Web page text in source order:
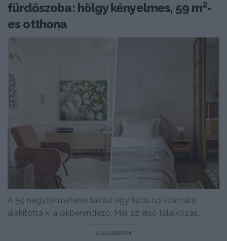
fürdőszoba: hölgy kényelmes, 59 m²-
es otthona
A 59 négyzetméteres lakást egy fiatal nő számára
alakította ki a lakberendező. Már az első találkozás...
ELOLVASOM